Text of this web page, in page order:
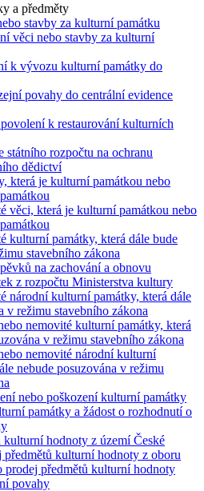
a předměty
stavby za kulturní památku
věci nebo stavby za kulturní
k vývozu kulturní památky do
povahy do centrální evidence
k restaurování kulturních
státního rozpočtu na ochranu
dědictví
která je kulturní památkou nebo
věci, která je kulturní památkou nebo
kulturní památky, která dále bude
stavebního zákona
na zachování a obnovu
z rozpočtu Ministerstva kultury
národní kulturní památky, která dále
v režimu stavebního zákona
nemovité kulturní památky, která
v režimu stavebního zákona
nemovité národní kulturní
nebude posuzována v režimu
nebo poškození kulturní památky
památky a žádost o rozhodnutí o
hodnoty z území České
předmětů kulturní hodnoty z oboru
prodej předmětů kulturní hodnoty
povahy